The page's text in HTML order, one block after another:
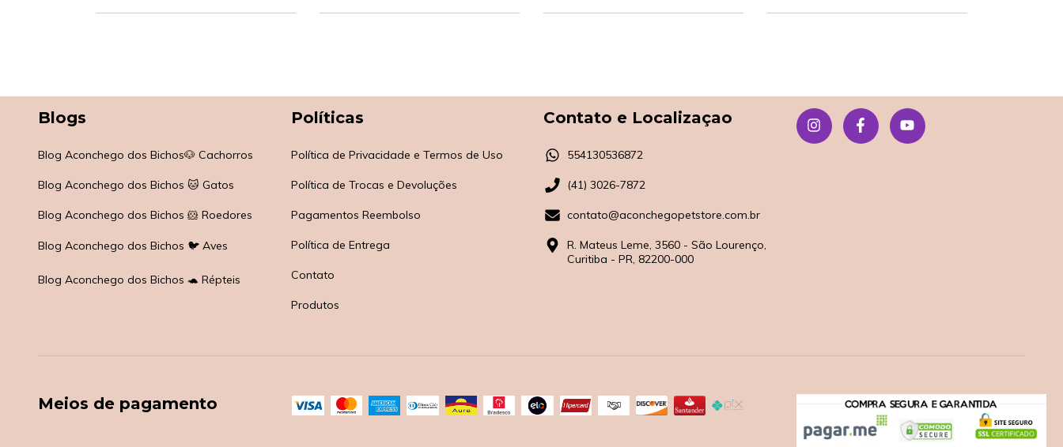
Blogs
Blog Aconchego dos Bichos🐶 Cachorros
Blog Aconchego dos Bichos 🐱 Gatos
Blog Aconchego dos Bichos 🐹 Roedores
Blog Aconchego dos Bichos 🐦 Aves
Blog Aconchego dos Bichos 🐢 Répteis
Políticas
Política de Privacidade e Termos de Uso
Política de Trocas e Devoluções
Pagamentos Reembolso
Política de Entrega
Contato
Produtos
Contato e Localizaçao
554130536872
(41) 3026-7872
contato@aconchegopetstore.com.br
R. Mateus Leme, 3560 - São Lourenço,
Curitiba - PR, 82200-000
Meios de pagamento